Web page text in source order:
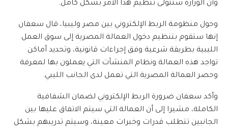
وأن الوزارة ستتولى تنظيم هذا الأمر بشكل كامل.
وحول منظومة الربط الإلكتروني بين مصر وليبيا، قال سعفان
إنها ستقوم بتنظيم دخول العمالة المصرية إلى سوق العمل
الليبية بطريقة شرعية وفق إجراءات قانونية، وتحديد أماكن
تواجد هذه العمالة ونظام المنشآت التي يعملون بها لمعرفة
وحصر العمالة المصرية التي تعمل لدى الجانب الليبي.
وأكد سعفان ضرورة الربط الإلكتروني لضمان الشفافية
الكاملة، مشيرا إلى أن العمالة التي سيتم الاتفاق عليها بين
الجانبين تتطلب قدرات وخبرات معينة، وسيتم تدريبهم بشكل